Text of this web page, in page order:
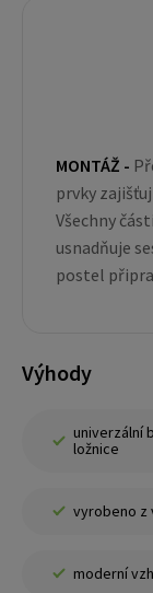
MONTÁŽ -
prvky
Všechny
usnadňuje
postel
Výhody
univerzální
ložnice
vyrobeno z
moderní